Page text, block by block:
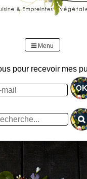
Menu
pour recevoir mes